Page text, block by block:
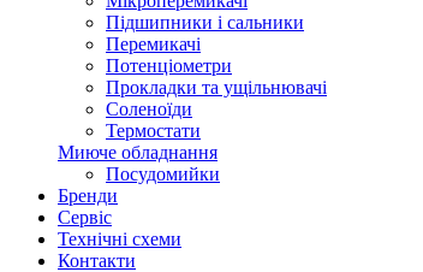
Підшипники і сальники
Перемикачі
Потенціометри
Прокладки та ущільнювачі
Соленоїди
Термостати
Миюче обладнання
Посудомийки
Бренди
Сервіс
Технічні схеми
Контакти